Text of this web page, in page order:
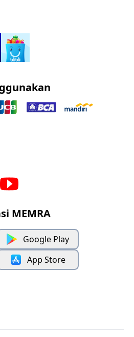
MEMRA
Google Play
App Store